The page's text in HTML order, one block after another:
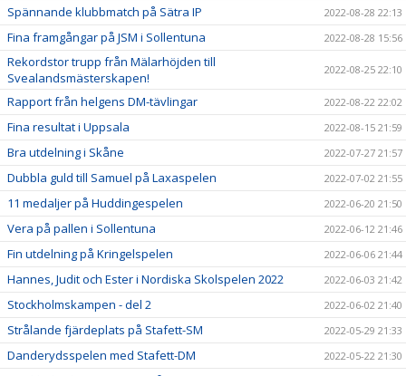
Spännande klubbmatch på Sätra IP 2022-08-28 22:13
Fina framgångar på JSM i Sollentuna 2022-08-28 15:56
Rekordstor trupp från Mälarhöjden till
Svealandsmästerskapen!
2022-08-25 22:10
Rapport från helgens DM-tävlingar 2022-08-22 22:02
Fina resultat i Uppsala 2022-08-15 21:59
Bra utdelning i Skåne 2022-07-27 21:57
Dubbla guld till Samuel på Laxaspelen 2022-07-02 21:55
11 medaljer på Huddingespelen 2022-06-20 21:50
Vera på pallen i Sollentuna 2022-06-12 21:46
Fin utdelning på Kringelspelen 2022-06-06 21:44
Hannes, Judit och Ester i Nordiska Skolspelen 2022 2022-06-03 21:42
Stockholmskampen - del 2 2022-06-02 21:40
Strålande fjärdeplats på Stafett-SM 2022-05-29 21:33
Danderydsspelen med Stafett-DM 2022-05-22 21:30